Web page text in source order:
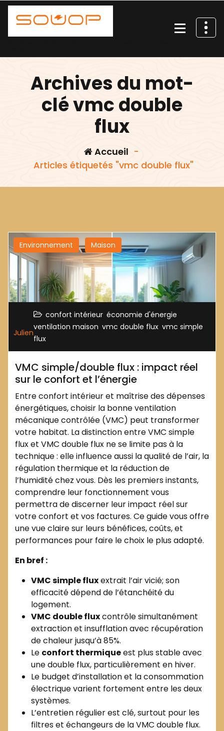
Aller
Archives du mot-
clé vmc double
flux
Accueil -
Articles étiquetés "vmc double flux"
Environnement Maison
Julien
confort intérieur économie d'énergie
ventilation maison vmc double flux vmc simple
flux
VMC simple/double flux : impact réel
sur le confort et l’énergie
Entre confort intérieur et maîtrise des dépenses
énergétiques, choisir la bonne ventilation
mécanique contrôlée (VMC) peut transformer
votre habitat. La distinction entre VMC simple
flux et VMC double flux ne se limite pas à la
technique : elle influence aussi la qualité de l’air, la
régulation thermique et la réduction de
l’humidité chez vous. Dès les premiers instants,
comprendre leur fonctionnement vous
permettra de discerner leur impact réel sur
votre confort et vos factures. Ce guide vous offre
une vue claire sur leurs bénéfices, coûts, et
performances pour faire le choix le plus adapté.
En bref :
VMC simple fluxextrait l’air vicié; son
efficacité dépend de l’étanchéité du
logement.
VMC double fluxcontrôle simultanément
extraction et insufflation avec récupération
de chaleur jusqu’à 85%.
Le confort thermiqueest plus stable avec
une double flux, particulièrement en hiver.
Le budget d’installation et la consommation
électrique varient fortement entre les deux
systèmes.
L’entretien régulier est clé, surtout pour les
filtres et échangeurs de la VMC double flux.